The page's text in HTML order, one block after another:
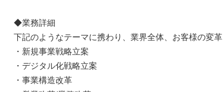
◆業務詳細
下記のようなテーマに携わり、業界全体、お客様の変
・新規事業戦略立案
・デジタル化戦略立案
・事業構造改革